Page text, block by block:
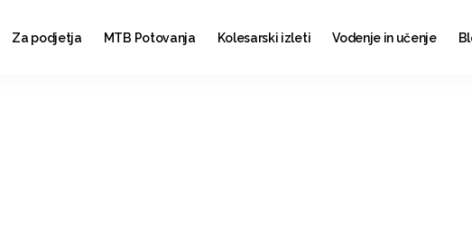
Za podjetja MTB Potovanja Kolesarski izleti Vodenje in učenje